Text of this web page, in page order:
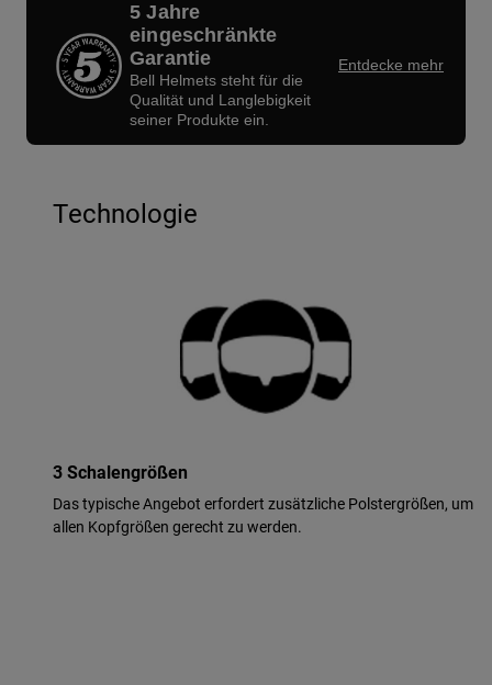
5 Jahre
eingeschränkte
Garantie
Bell Helmets steht für die
Qualität und Langlebigkeit
seiner Produkte ein.
Entdecke mehr
Technologie
3 Schalengrößen
Das typische Angebot erfordert zusätzliche Polstergrößen, um
allen Kopfgrößen gerecht zu werden.